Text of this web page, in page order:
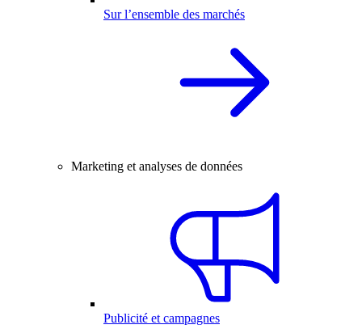
Sur l’ensemble des marchés
Marketing et analyses de données
Publicité et campagnes